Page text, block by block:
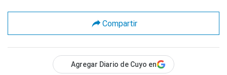
Compartir
Agregar Diario de Cuyo en